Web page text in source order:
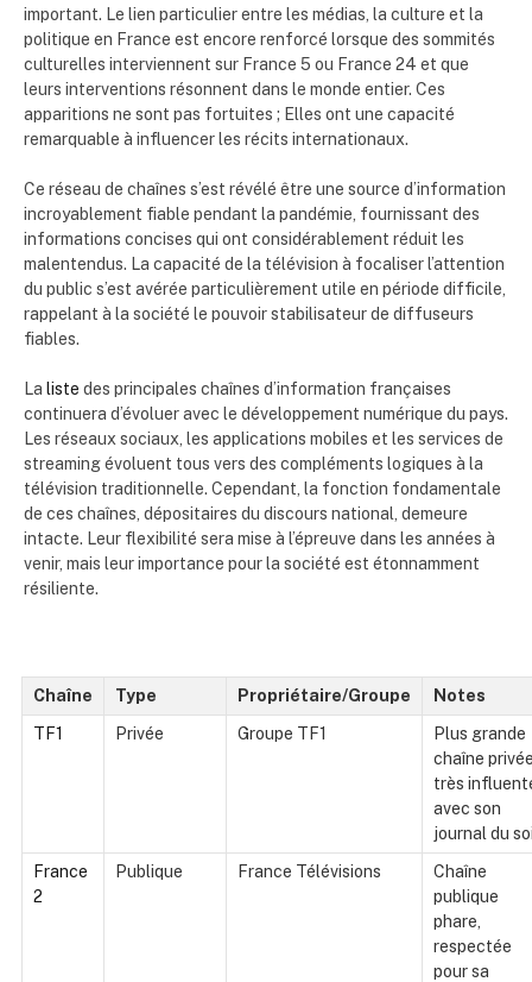
important. Le lien particulier entre les médias, la culture et la
politique en France est encore renforcé lorsque des sommités
culturelles interviennent sur France 5 ou France 24 et que
leurs interventions résonnent dans le monde entier. Ces
apparitions ne sont pas fortuites ; Elles ont une capacité
remarquable à influencer les récits internationaux.
Ce réseau de chaînes s’est révélé être une source d’information
incroyablement fiable pendant la pandémie, fournissant des
informations concises qui ont considérablement réduit les
malentendus. La capacité de la télévision à focaliser l’attention
du public s’est avérée particulièrement utile en période difficile,
rappelant à la société le pouvoir stabilisateur de diffuseurs
fiables.
La liste des principales chaînes d’information françaises
continuera d’évoluer avec le développement numérique du pays.
Les réseaux sociaux, les applications mobiles et les services de
streaming évoluent tous vers des compléments logiques à la
télévision traditionnelle. Cependant, la fonction fondamentale
de ces chaînes, dépositaires du discours national, demeure
intacte. Leur flexibilité sera mise à l’épreuve dans les années à
venir, mais leur importance pour la société est étonnamment
résiliente.
Chaîne Type Propriétaire/Groupe
Notes
TF1
Privée Groupe TF1
Plus grande
chaîne
très
avec son
journal du
France
2
Publique France Télévisions
Chaîne
publique
phare,
respectée
pour sa